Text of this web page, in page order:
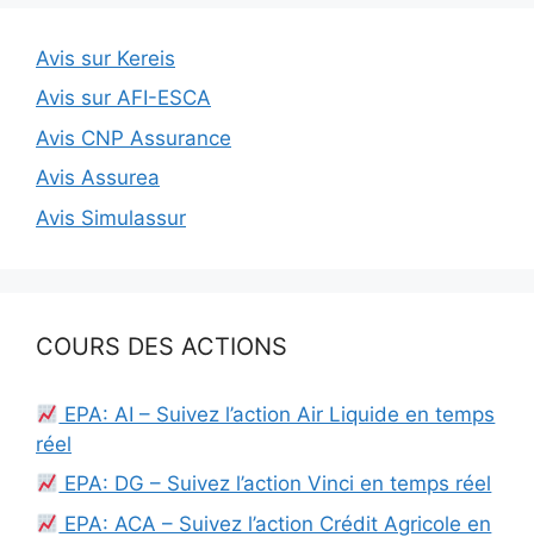
Avis sur Kereis
Avis sur AFI-ESCA
Avis CNP Assurance
Avis Assurea
Avis Simulassur
COURS DES ACTIONS
EPA: AI – Suivez l’action Air Liquide en temps
réel
EPA: DG – Suivez l’action Vinci en temps réel
EPA: ACA – Suivez l’action Crédit Agricole en